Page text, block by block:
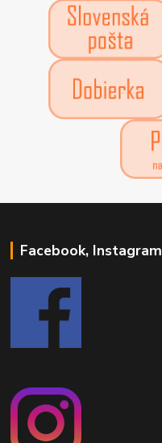
Facebook, Instagram